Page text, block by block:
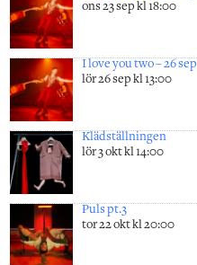
ons 23 sep kl 18:00
I love you two – 26 sep
lör 26 sep kl 13:00
Klädställningen
lör 3 okt kl 14:00
Puls pt.3
tor 22 okt kl 20:00